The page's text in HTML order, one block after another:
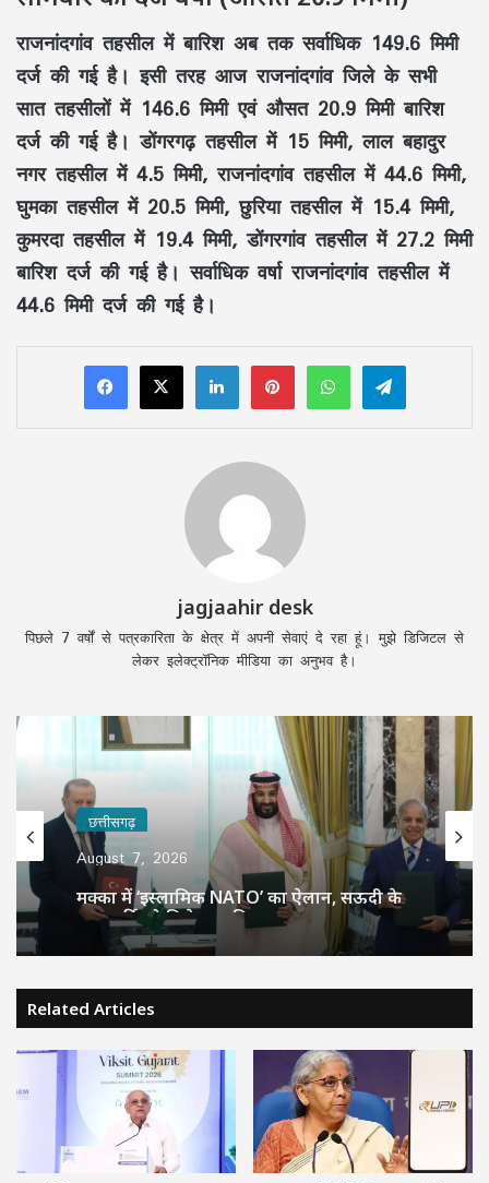
राजनांदगांव तहसील में बारिश अब तक सर्वाधिक 149.6 मिमी
दर्ज की गई है। इसी तरह आज राजनांदगांव जिले के सभी
सात तहसीलों में 146.6 मिमी एवं औसत 20.9 मिमी बारिश
दर्ज की गई है। डोंगरगढ़ तहसील में 15 मिमी, लाल बहादुर
नगर तहसील में 4.5 मिमी, राजनांदगांव तहसील में 44.6 मिमी,
घुमका तहसील में 20.5 मिमी, छुरिया तहसील में 15.4 मिमी,
कुमरदा तहसील में 19.4 मिमी, डोंगरगांव तहसील में 27.2 मिमी
बारिश दर्ज की गई है। सर्वाधिक वर्षा राजनांदगांव तहसील में
44.6 मिमी दर्ज की गई है।
LinkedInPinterestWhatsAppTelegram
jagjaahir desk
पिछले 7 वर्षों से पत्रकारिता के क्षेत्र में अपनी सेवाएं दे रहा हूं। मुझे डिजिटल से
लेकर इलेक्ट्रॉनिक मीडिया का अनुभव है।
छत्तीसगढ़
August 7, 2026
मक्का में ‘इस्लामिक NATO’ का ऐलान, सऊदी के
बाद तुर्की को मिलेगा पाकिस्तान का परमाणु कवच
Related Articles